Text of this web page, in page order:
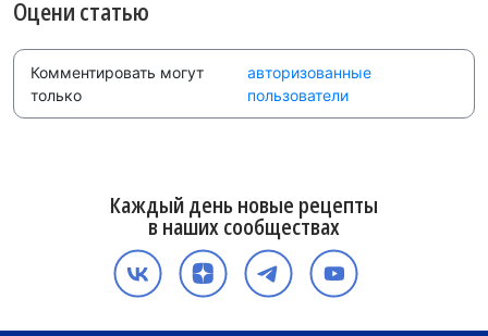
Оцени статью
Комментировать могут
только
авторизованные
пользователи
Каждый день новые рецепты
в наших сообществах